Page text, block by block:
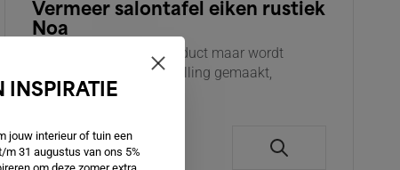
Vermeer salontafel eiken rustiek
Noa
Dit is geen voorraad product maar wordt
speciaal voor u op bestelling gemaakt,
Op voorraad
€ 1.509,00
INSPIRATIE
jouw interieur of tuin een
31 augustus van ons 5%